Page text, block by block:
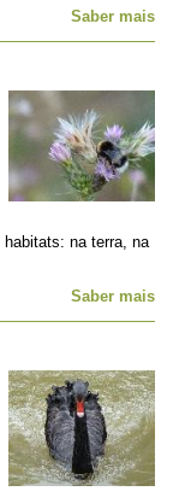
Saber mais
na terra, na
Saber mais